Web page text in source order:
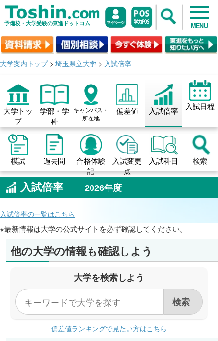
予備校・大学受験の東進ドットコム MENU
大学案内トップ> 埼玉県立大学 > 入試倍率
大学トッ
プ
学部・学
科
キャンパス・
所在地
偏差値 入試倍率 入試日程
模試 過去問
合格体験
記
入試変更
点
入試科目 検索
入試倍率 2026年度
入試倍率の一覧はこちら
※最新情報は大学の公式サイトを必ず確認してください。
他の大学の情報も確認しよう
大学を検索しよう
偏差値ランキングで見たい方はこちら